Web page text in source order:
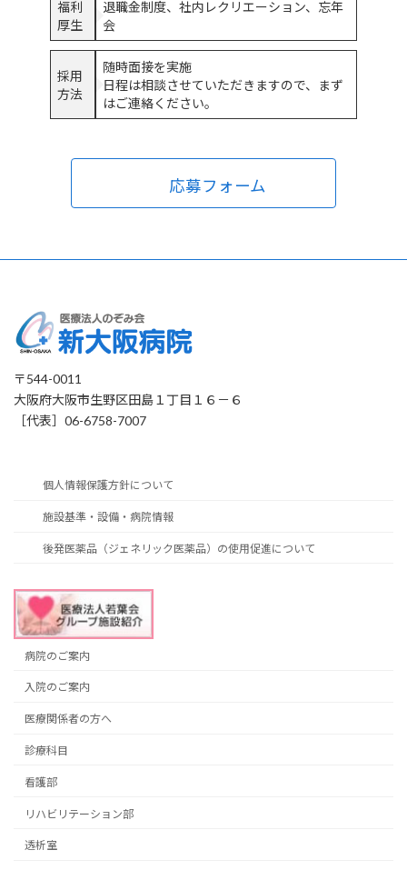
福利
厚生
退職金制度、社内レクリエーション、忘年
会
採用
方法
随時面接を実施
日程は相談させていただきますので、まず
はご連絡ください。
応募フォーム
〒544-0011
大阪府大阪市生野区田島１丁目１６－６
［代表］06-6758-7007
個人情報保護方針について
施設基準・設備・病院情報
後発医薬品（ジェネリック医薬品）の使用促進について
病院のご案内
入院のご案内
医療関係者の方へ
診療科目
看護部
リハビリテーション部
透析室